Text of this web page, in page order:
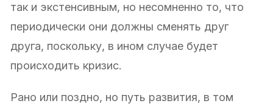
так и экстенсивным, но несомненно то, что
периодически они должны сменять друг
друга, поскольку, в ином случае будет
происходить кризис.
Рано или поздно, но путь развития, в том